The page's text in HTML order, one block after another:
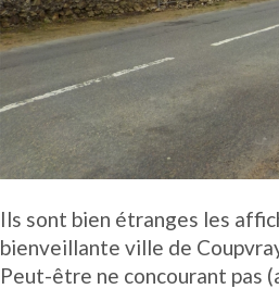
Ils sont bien étranges les
bienveillante ville de
Peut-être ne concourant pas